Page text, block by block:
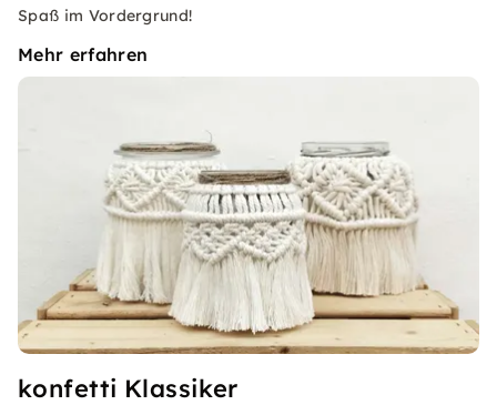
Spaß im Vordergrund!
Mehr erfahren
konfetti Klassiker